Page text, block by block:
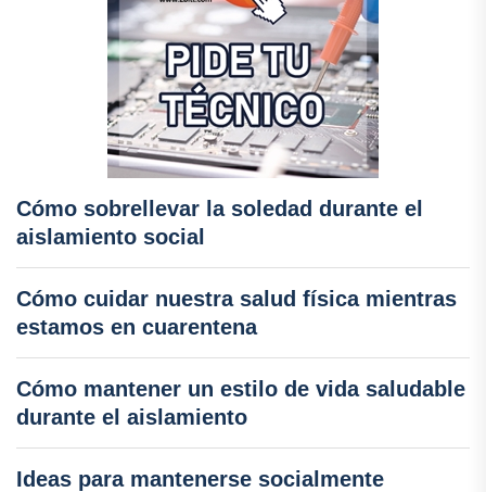
Cómo sobrellevar la soledad durante el
aislamiento social
Cómo cuidar nuestra salud física mientras
estamos en cuarentena
Cómo mantener un estilo de vida saludable
durante el aislamiento
Ideas para mantenerse socialmente